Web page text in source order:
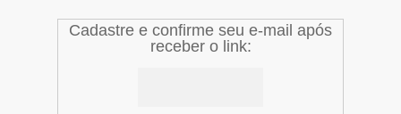
Cadastre e confirme seu e-mail após
receber o link: